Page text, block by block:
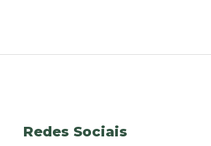
Redes Sociais